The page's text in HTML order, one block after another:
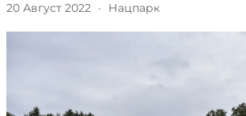
20 Август 2022 · Нацпарк